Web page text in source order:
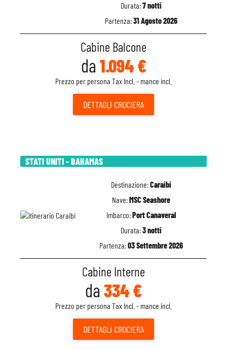
Durata:7 notti
Partenza:31 Agosto 2026
Cabine Balcone
da 1.094 €
Prezzo per persona Tax Incl. - mance incl.
DETTAGLI CROCIERA
STATI UNITI - BAHAMAS
Destinazione:Caraibi
Nave:MSC Seashore
Imbarco:Port Canaveral
Durata:3 notti
Partenza:03 Settembre 2026
Cabine Interne
da 334 €
Prezzo per persona Tax Incl. - mance incl.
DETTAGLI CROCIERA